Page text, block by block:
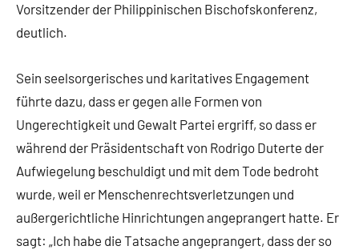
Vorsitzender der Philippinischen Bischofskonferenz,
deutlich.
Sein seelsorgerisches und karitatives Engagement
führte dazu, dass er gegen alle Formen von
Ungerechtigkeit und Gewalt Partei ergriff, so dass er
während der Präsidentschaft von Rodrigo Duterte der
Aufwiegelung beschuldigt und mit dem Tode bedroht
wurde, weil er Menschenrechtsverletzungen und
außergerichtliche Hinrichtungen angeprangert hatte. Er
sagt: „Ich habe die Tatsache angeprangert, dass der so